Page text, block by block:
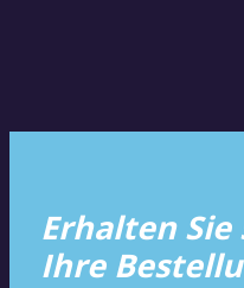
Erhalten
Ihre